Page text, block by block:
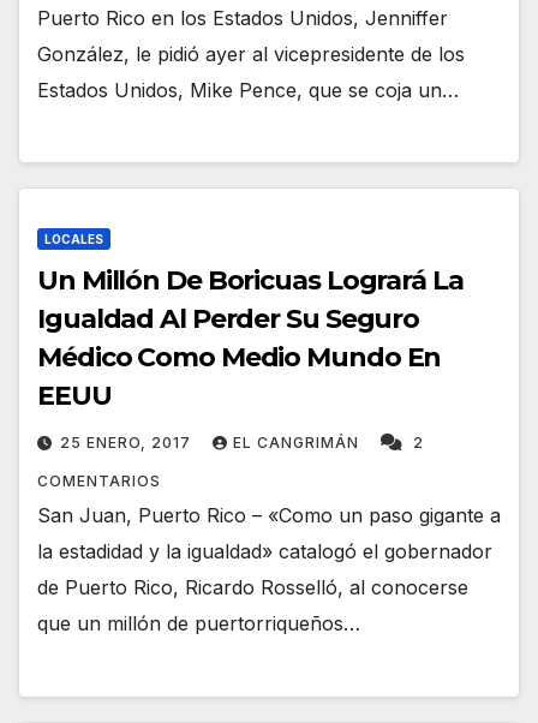
Puerto Rico en los Estados Unidos, Jenniffer
González, le pidió ayer al vicepresidente de los
Estados Unidos, Mike Pence, que se coja un…
LOCALES
Un Millón De Boricuas Logrará La
Igualdad Al Perder Su Seguro
Médico Como Medio Mundo En
EEUU
25 ENERO, 2017 EL CANGRIMÁN 2
COMENTARIOS
San Juan, Puerto Rico – «Como un paso gigante a
la estadidad y la igualdad» catalogó el gobernador
de Puerto Rico, Ricardo Rosselló, al conocerse
que un millón de puertorriqueños…